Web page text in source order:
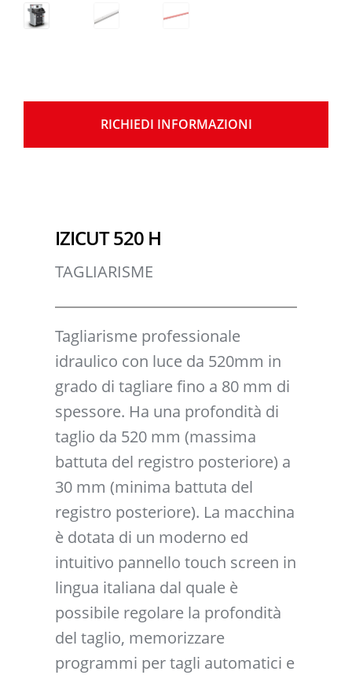
IZICUT 520 H
TAGLIARISME
Tagliarisme professionale
idraulico con luce da 520mm in
grado di tagliare fino a 80 mm di
spessore. Ha una profondità di
taglio da 520 mm (massima
battuta del registro posteriore) a
30 mm (minima battuta del
registro posteriore). La macchina
è dotata di un moderno ed
intuitivo pannello touch screen in
lingua italiana dal quale è
possibile regolare la profondità
del taglio, memorizzare
programmi per tagli automatici e
RICHIEDI INFORMAZIONI